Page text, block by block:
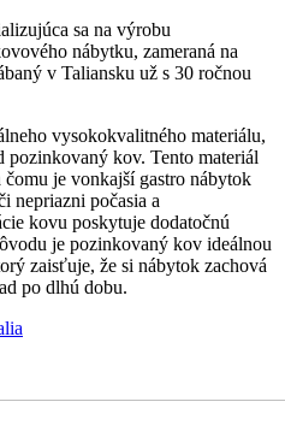
sa na výrobu
nábytku, zameraná na
v Taliansku už s 30 ročnou
vysokokvalitného materiálu,
kov. Tento materiál
je vonkajší gastro nábytok
nepriazni počasia a
kovu poskytuje dodatočnú
je pozinkovaný kov ideálnou
zaisťuje, že si nábytok zachová
po dlhú dobu.